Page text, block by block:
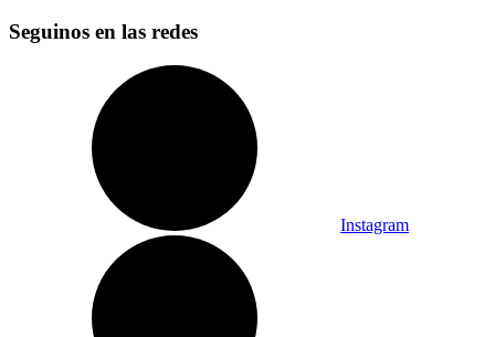
Seguinos en las redes
Instagram